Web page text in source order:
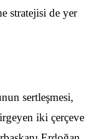
stratejisi de yer
sertleşmesi,
iki çerçeve